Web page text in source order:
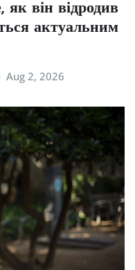
він відродив
актуальним
Aug 2, 2026